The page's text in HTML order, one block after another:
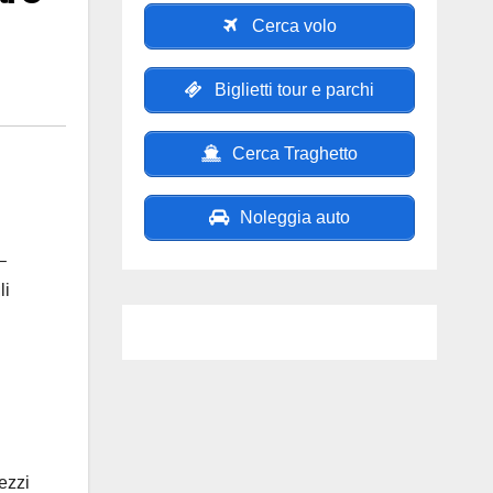
Cerca volo
Biglietti tour e parchi
Cerca Traghetto
Noleggia auto